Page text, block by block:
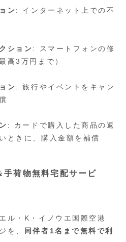
ン: インターネット上での不
ション: スマートフォンの修
高3万円まで）
ン: 旅行やイベントをキャン
: カードで購入した商品の返
ときに、購入金額を補償
手荷物無料宅配サービ
ル・K・イノウエ国際空港
を、
同伴者1名まで無料で利